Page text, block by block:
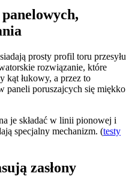
prosty profil toru przesyłu
rozwiązanie, które
kąt łukowy, a przez to
paneli poruszajcych się miękko
je składać w linii pionowej i
specjalny mechanizm. (testy
zasłony